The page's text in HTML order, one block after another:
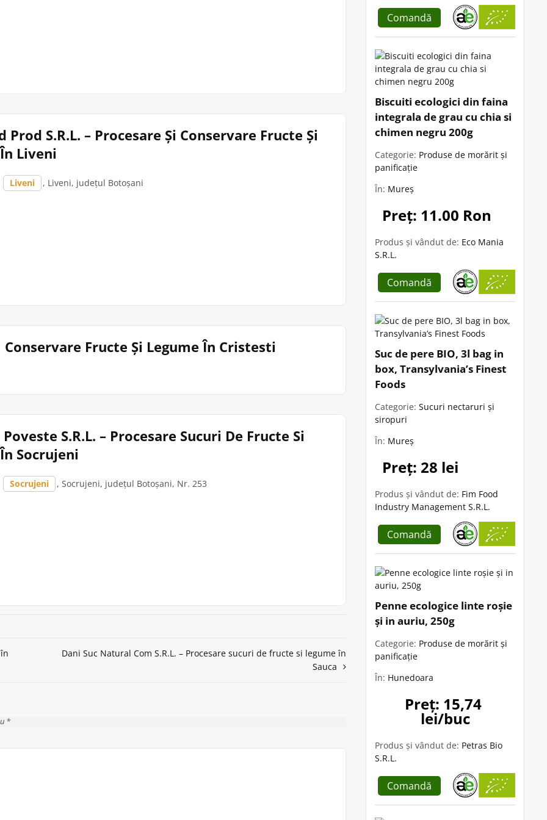
Prod S.R.L. – Procesare Și Conservare Fructe Și
Liveni
Liveni , Liveni, județul Botoșani
Conservare Fructe Și Legume În Cristesti
Poveste S.R.L. – Procesare Sucuri De Fructe Si
Socrujeni
Socrujeni , Socrujeni, județul Botoșani, Nr. 253
Dani Suc Natural Com S.R.L. – Procesare sucuri de fructe si legume în
Sauca
*
Comandă
Biscuiti ecologici din faina
integrala de grau cu chia si
chimen negru 200g
Categorie: Produse de morărit și
panificație
În: Mureș
Preț: 11.00 Ron
Produs și vândut de: Eco Mania
S.R.L.
Comandă
Suc de pere BIO, 3l bag in
box, Transylvania’s Finest
Foods
Categorie: Sucuri nectaruri și
siropuri
În: Mureș
Preț: 28 lei
Produs și vândut de: Fim Food
Industry Management S.R.L.
Comandă
Penne ecologice linte roșie
și in auriu, 250g
Categorie: Produse de morărit și
panificație
În: Hunedoara
Preț: 15,74
lei/buc
Produs și vândut de: Petras Bio
S.R.L.
Comandă